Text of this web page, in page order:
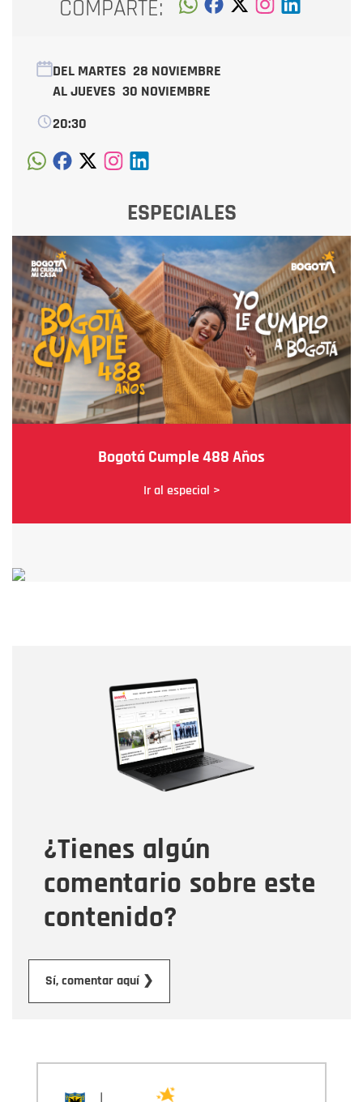
COMPARTE:
DEL MARTES 28 NOVIEMBRE
AL JUEVES 30 NOVIEMBRE
20:30
ESPECIALES
Bogotá Cumple 488 Años
Ir al especial >
¿Tienes algún
comentario sobre este
contenido?
Sí, comentar aquí ❯
Correo electrónico
Tipo de comentario
Mensaje